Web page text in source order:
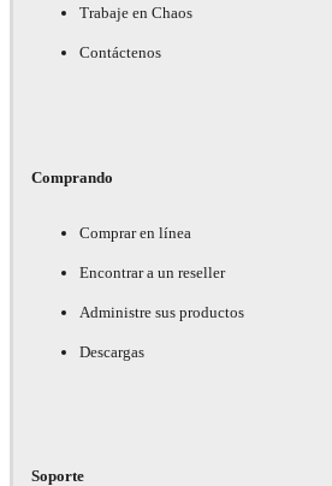
Trabaje en Chaos
Contáctenos
Comprando
Comprar en línea
Encontrar a un reseller
Administre sus productos
Descargas
Soporte